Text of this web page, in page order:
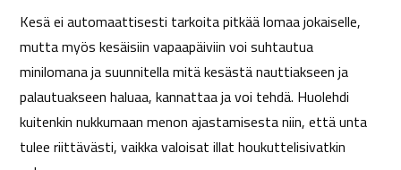
Kesä ei automaattisesti tarkoita pitkää lomaa jokaiselle,
mutta myös kesäisiin vapaapäiviin voi suhtautua
minilomana ja suunnitella mitä kesästä nauttiakseen ja
palautuakseen haluaa, kannattaa ja voi tehdä. Huolehdi
kuitenkin nukkumaan menon ajastamisesta niin, että unta
tulee riittävästi, vaikka valoisat illat houkuttelisivatkin